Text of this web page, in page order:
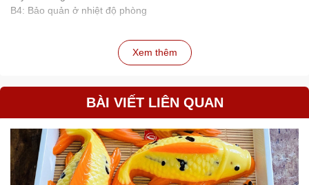
B4: Bảo quản ở nhiệt độ phòng
Xem thêm
BÀI VIẾT LIÊN QUAN